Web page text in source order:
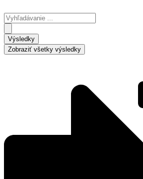
na
obsah
Search
...
Výsledky
Zobraziť všetky výsledky